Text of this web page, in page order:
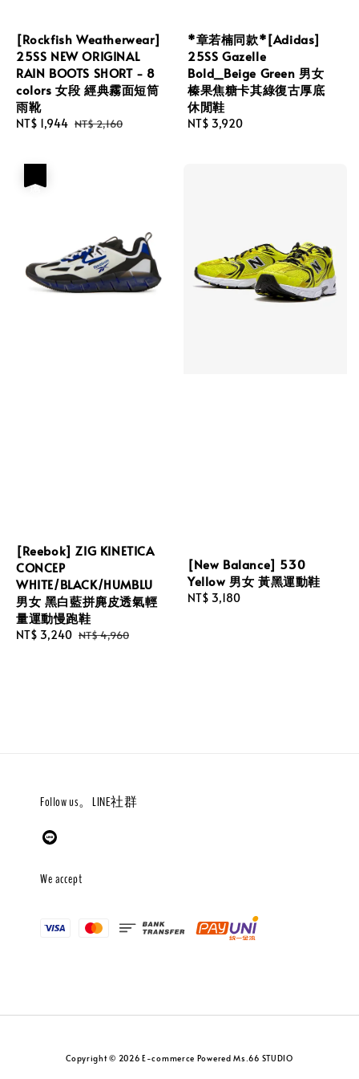
[Rockfish Weatherwear]
25SS NEW ORIGINAL
RAIN BOOTS SHORT - 8
colors 女段 經典霧面短筒
雨靴
Sale
NT$ 1,944 Regular
NT$ 2,160
*章若楠同款*[Adidas]
25SS Gazelle
Bold_Beige Green 男女
榛果焦糖卡其綠復古厚底
休閒鞋
Regular
NT$ 3,920
[Reebok] ZIG KINETICA
CONCEP
WHITE/BLACK/HUMBLU
男女 黑白藍拼麂皮透氣輕
量運動慢跑鞋
Sale
NT$ 3,240 Regular
NT$ 4,960
[New Balance] 530
Yellow 男女 黃黑運動鞋
Regular
NT$ 3,180
Follow us。LINE社群
We accept
Copyright © 2026 E-commerce Powered Ms.66 STUDIO